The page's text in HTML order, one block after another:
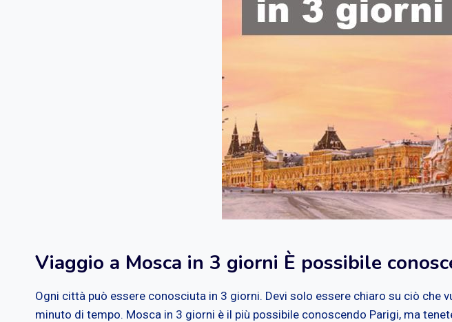
Viaggio a Mosca in 3 giorni È possibile
Ogni città può essere conosciuta in 3 giorni. Devi solo essere chiaro su ciò
minuto di tempo. Mosca in 3 giorni è il più possibile conoscendo Parigi, ma